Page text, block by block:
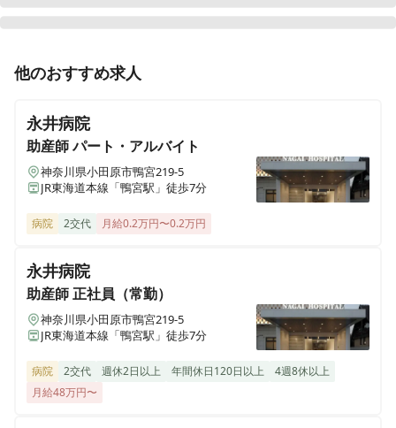
正看護師 パート・アルバイト
【横浜市中区・非常勤/パート】日勤・夜勤｜残業ほぼ
境です！
正看護師 正社員（常勤）
【横浜市中区】ランチ1食350円♪マイカ―通勤可/夜勤多
めシフト希望！OKなど柔軟に長く働く事の出来る環境
正看護師 正社員（常勤）
【横浜市中区・日勤常勤】ランチ1食350円♪マイカー通
勤可能◎ 柔軟に長く働く事の出来る環境です！
他のおすすめ求人
永井病院
助産師パート・アルバイト
神奈川県小田原市鴨宮219-5
JR東海道本線「鴨宮駅」徒歩7分
病院 2交代 月給0.2万円〜0.2万円
永井病院
助産師正社員（常勤）
神奈川県小田原市鴨宮219-5
JR東海道本線「鴨宮駅」徒歩7分
病院 2交代 週休2日以上 年間休日120日以上
4週8休以上
月給48万円〜